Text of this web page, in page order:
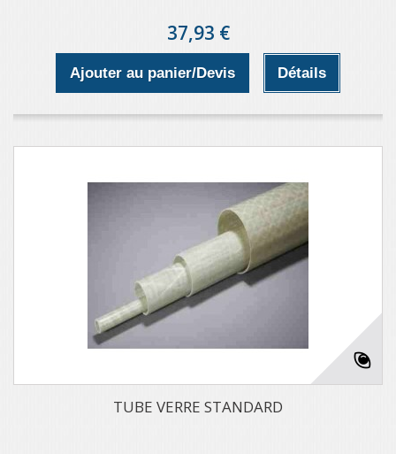
37,93 €
Ajouter au panier/Devis Détails
TUBE VERRE STANDARD